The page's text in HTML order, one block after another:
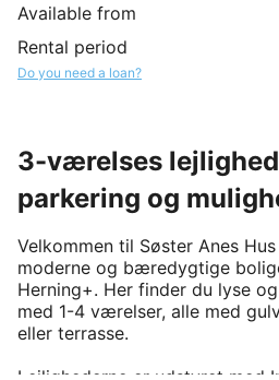
Available from
Rental period
Do you need a loan?
3-værelses
parkering og
Velkommen til Søster Anes
moderne og bæredygtige
Herning+. Her finder du lyse
med 1-4 værelser, alle med
eller terrasse.